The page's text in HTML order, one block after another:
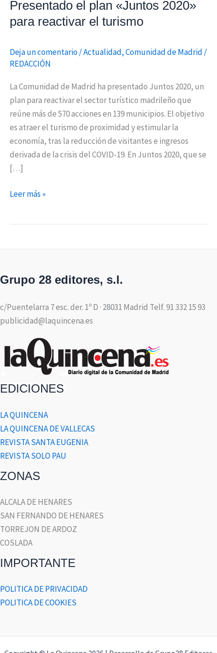
Presentado el plan «Juntos 2020»
para reactivar el turismo
Deja un comentario/Actualidad,Comunidad de Madrid /
REDACCIÓN
La Comunidad de Madrid ha presentado Juntos 2020, un
plan para reactivar el sector turístico madrileño que
reúne más de 570 acciones en 139 municipios. El objetivo
es atraer el turismo de proximidad y estimular la
economía, tras la reducción de visitantes e ingresos
derivada de la crisis del COVID-19. En Juntos 2020, que se
[…]
turismo
Leer más »
Grupo 28 editores, s.l.
c/Puentelarra 7 esc. der. 1º D · 28031 Madrid Telf. 91 332 15 93
publicidad@laquincena.es
EDICIONES
LA QUINCENA
LA QUINCENA DE VALLECAS
REVISTA SANTA EUGENIA
REVISTA SOLO PAU
ZONAS
ALCALA DE HENARES
SAN FERNANDO DE HENARES
TORREJON DE ARDOZ
COSLADA
IMPORTANTE
POLITICA DE PRIVACIDAD
POLITICA DE COOKIES